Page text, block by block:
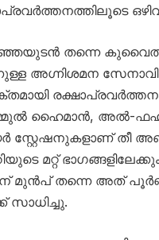
തന്നെ
അഗ്നിശമന
ഉമ്മുൽ ഹൈമാൻ,
സ്റ്റേഷനുകളാണ് തീ
മറ്റ്
മുൻപ് തന്നെ അത്
സാധിച്ചു.